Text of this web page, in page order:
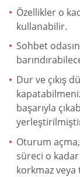
Özellikler o
kullanabilir.
Sohbet
Dur ve çıkış
başarıyla
Oturum
süreci o kadar
korkmaz